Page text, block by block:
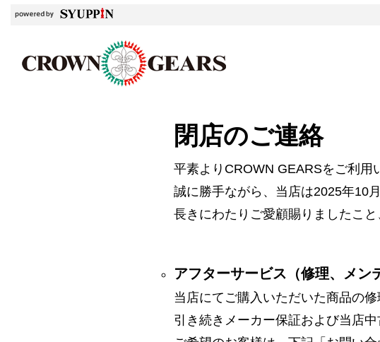
閉店のご連絡
平素よりCROWN GEARSをご利用
誠に勝手ながら、当店は2025年10
長きにわたりご愛顧賜りましたこと
アフターサービス（修理、メン
当店にてご購入いただいた商品の
引き続きメーカー保証および当店